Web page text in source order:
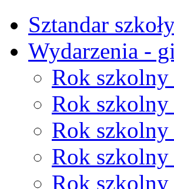
Sztandar
Wydarzenia -
Rok
Rok
Rok
Rok
Rok